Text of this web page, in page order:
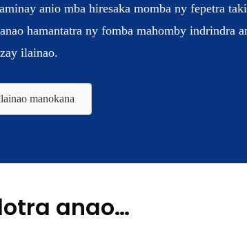
anio mba hiresaka momba ny fepetra
hamantatra ny fomba mahomby indrindra
ilainao.
manokana
anao…